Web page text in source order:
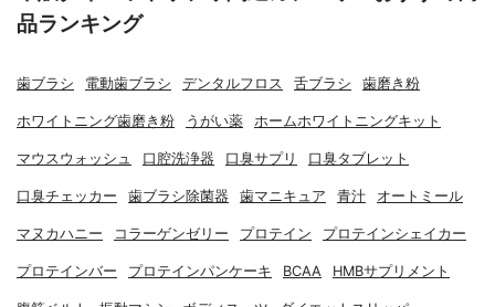
品ランキング
歯ブラシ 電動歯ブラシ デンタルフロス 舌ブラシ 歯磨き粉
ホワイトニング歯磨き粉 うがい薬 ホームホワイトニングキット
マウスウォッシュ 口腔洗浄器 口臭サプリ 口臭タブレット
口臭チェッカー 歯ブラシ除菌器 歯マニキュア 青汁 オートミール
マヌカハニー コラーゲンゼリー プロテイン プロテインシェイカー
プロテインバー プロテインパンケーキ BCAA HMBサプリメント